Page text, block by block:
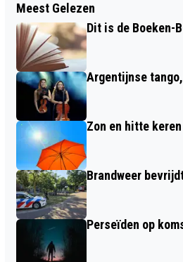
MAN MISHANDELD
BIJ DE RIJNOEVER
Meest Gelezen
Dit is de Boeken-
Argentijnse
Zon en hitte
Brandweer
Perseïden op